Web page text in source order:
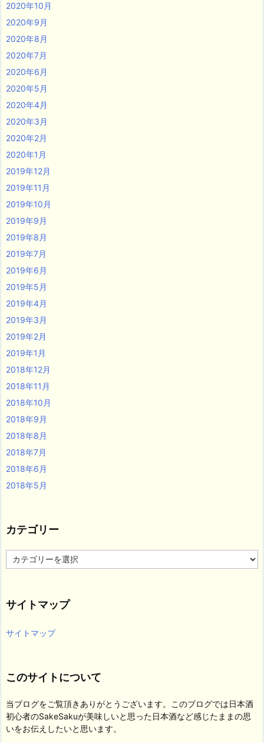
2020年10月
2020年9月
2020年8月
2020年7月
2020年6月
2020年5月
2020年4月
2020年3月
2020年2月
2020年1月
2019年12月
2019年11月
2019年10月
2019年9月
2019年8月
2019年7月
2019年6月
2019年5月
2019年4月
2019年3月
2019年2月
2019年1月
2018年12月
2018年11月
2018年10月
2018年9月
2018年8月
2018年7月
2018年6月
2018年5月
カテゴリー
カ
テ
ー
サイトマップ
サイトマップ
このサイトについて
当ブログをご覧頂きありがとうございます。このブログでは日本酒
初心者のSakeSakuが美味しいと思った日本酒など感じたままの思
いをお伝えしたいと思います。